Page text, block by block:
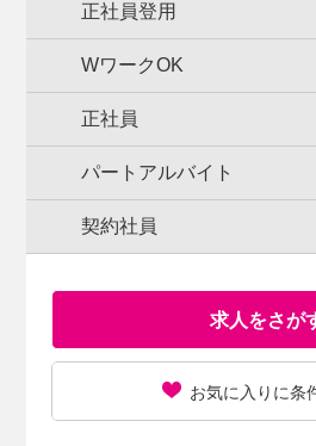
正社員登用
WワークOK
正社員
パートアルバイト
契約社員
求人をさが
お気に入りに条